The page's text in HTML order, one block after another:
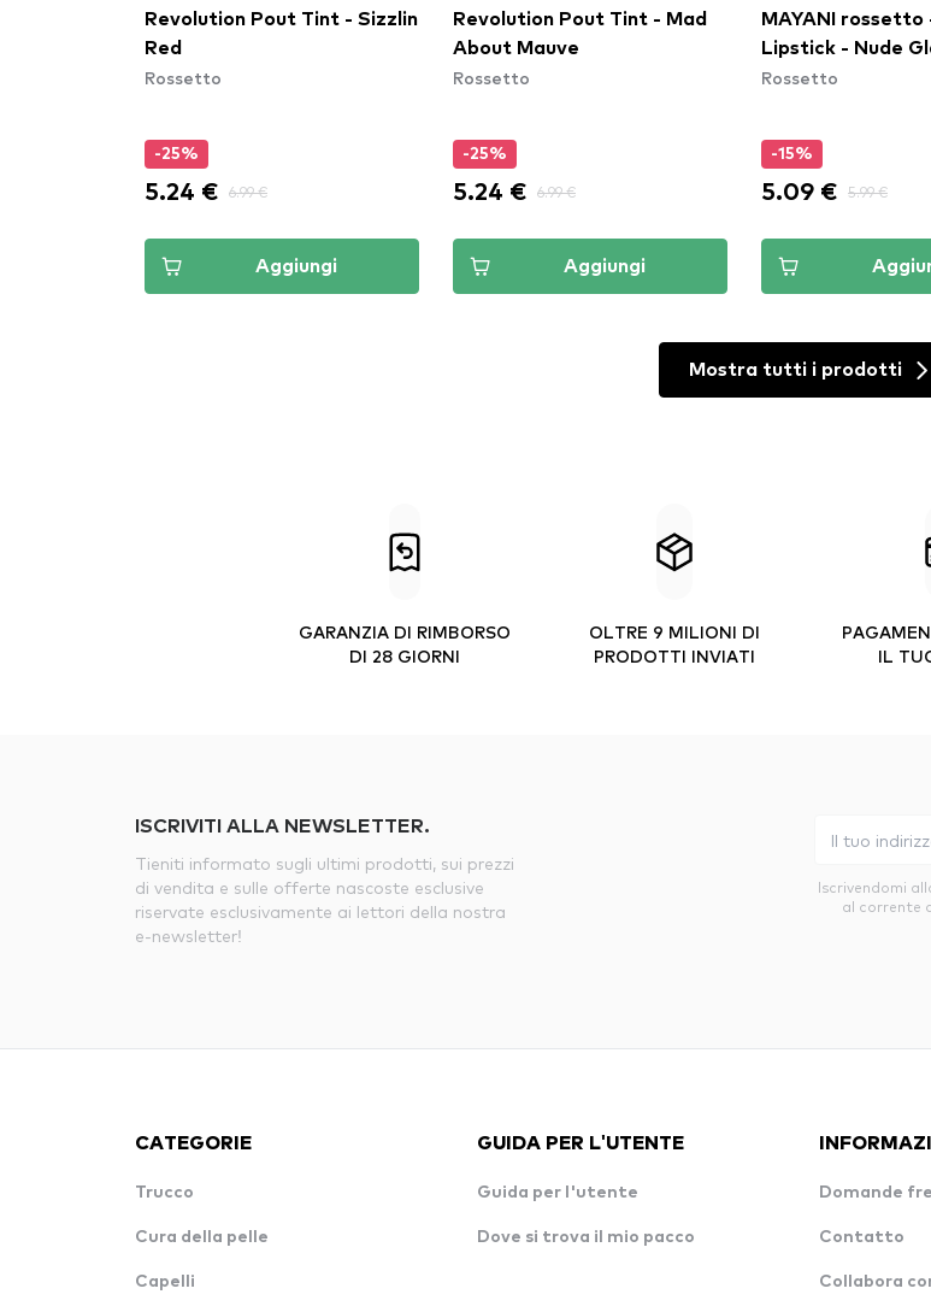
Revolution Pout Tint - Sizzlin
Red
Rossetto
-25%
5.24 € 6.99 €
Aggiungi
Revolution Pout Tint - Mad
About Mauve
Rossetto
-25%
5.24 € 6.99 €
Aggiungi
MAYANI rossetto
Lipstick - Nude
Rossetto
-15%
5.09 € 5.99 €
Mostra tutti i prodotti
GARANZIA DI RIMBORSO
DI 28 GIORNI
OLTRE 9 MILIONI DI
PRODOTTI INVIATI
IL
ISCRIVITI ALLA NEWSLETTER.
Tieniti informato sugli ultimi prodotti, sui prezzi
di vendita e sulle offerte nascoste esclusive
riservate esclusivamente ai lettori della nostra
e-newsletter!
Iscrivendomi
al corrente
CATEGORIE
Trucco
Cura della pelle
Capelli
GUIDA PER L'UTENTE
Guida per l'utente
Dove si trova il mio pacco
Domande
Contatto
Collabora